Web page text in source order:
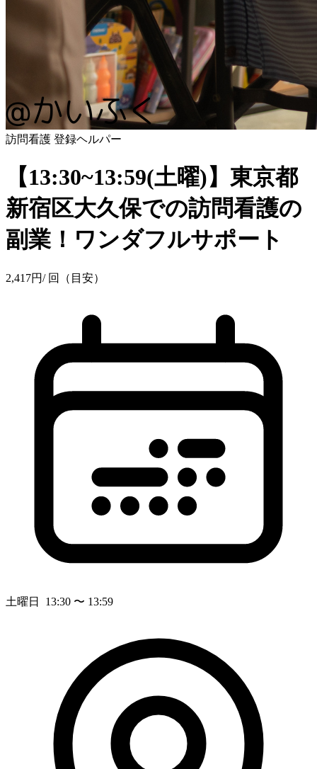
訪問看護 登録ヘルパー
【13:30~13:59(土曜)】東京都
新宿区大久保での訪問看護の
副業！ワンダフルサポート
2,417円/ 回（目安）
土曜日 13:30 〜 13:59